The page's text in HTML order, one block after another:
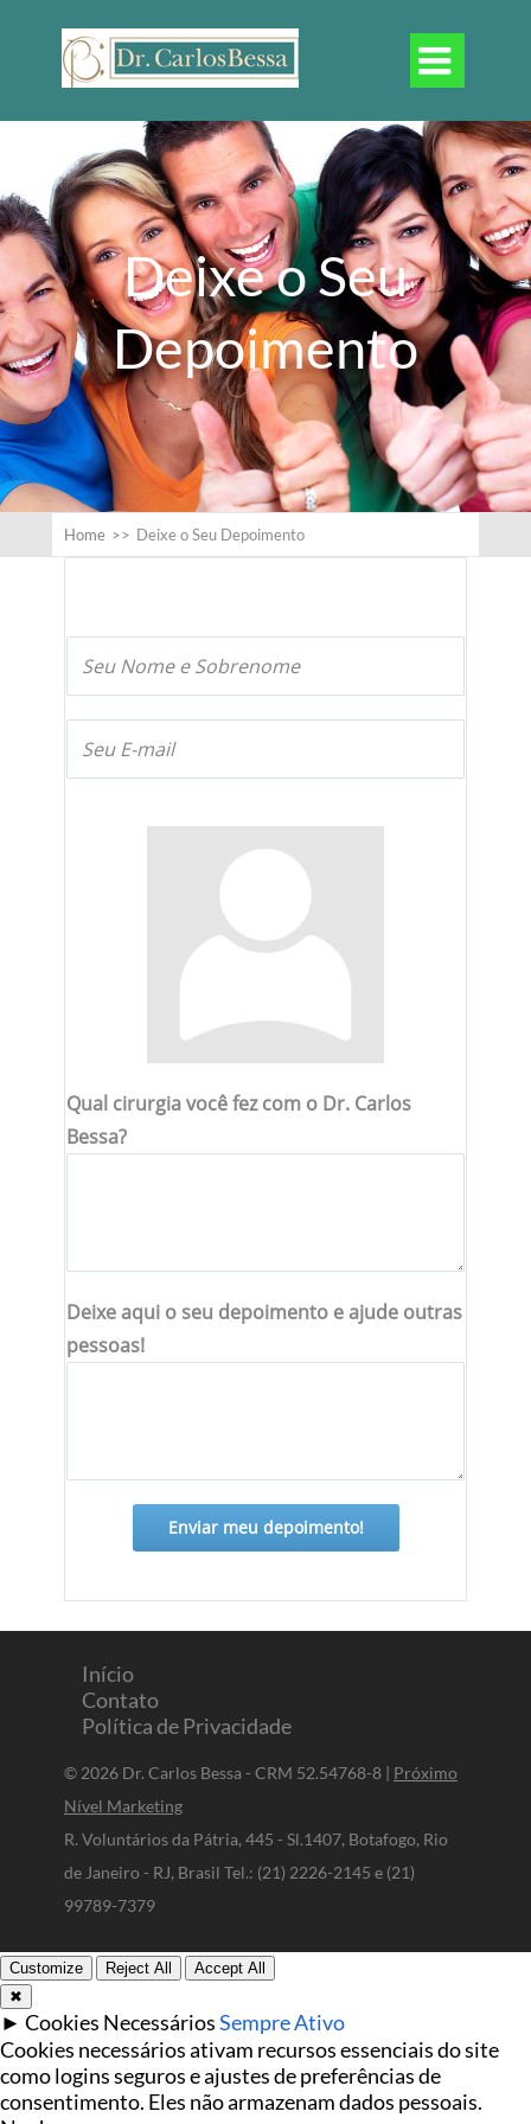

Deixe o Seu
Depoimento
Home >> Deixe o Seu Depoimento
Qual cirurgia você fez com o Dr. Carlos
Bessa?
Deixe aqui o seu depoimento e ajude outras
pessoas!
Enviar meu depoimento!
Início
Contato
Política de Privacidade
© 2026 Dr. Carlos Bessa - CRM 52.54768-8 | Próximo
Nível Marketing
R. Voluntários da Pátria, 445 - Sl.1407, Botafogo, Rio
de Janeiro - RJ, Brasil Tel.: (21) 2226-2145 e (21)
99789-7379
Customize Reject All
Accept All
✖
► Cookies NecessáriosSempre Ativo
Cookies necessários ativam recursos essenciais do site
como logins seguros e ajustes de preferências de
consentimento. Eles não armazenam dados pessoais.